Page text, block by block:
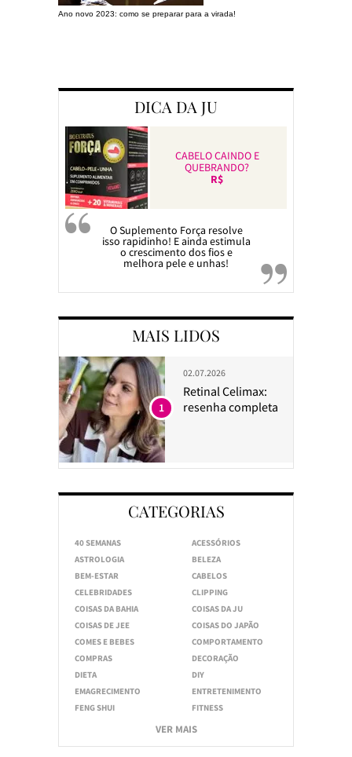
Ano novo 2023: como se preparar para a virada!
DICA DA JU
CABELO CAINDO E
QUEBRANDO?
R$
O Suplemento Força resolve
isso rapidinho! E ainda estimula
o crescimento dos fios e
melhora pele e unhas!
MAIS LIDOS
02.07.2026
Retinal Celimax:
resenha completa
1
CATEGORIAS
40 SEMANAS
ACESSÓRIOS
ASTROLOGIA
BELEZA
BEM-ESTAR
CABELOS
CELEBRIDADES
CLIPPING
COISAS DA BAHIA
COISAS DA JU
COISAS DE JEE
COISAS DO JAPÃO
COMES E BEBES
COMPORTAMENTO
COMPRAS
DECORAÇÃO
DIETA
DIY
EMAGRECIMENTO
ENTRETENIMENTO
FENG SHUI
FITNESS
VER MAIS